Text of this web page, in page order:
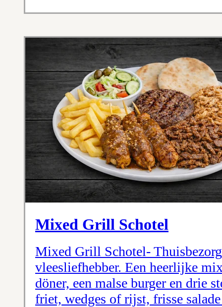
Mixed Grill Schotel
Mixed Grill Schotel-
vleesliefhebber. Een heerlijke
döner, een malse burger en drie
friet, wedges of rijst, frisse